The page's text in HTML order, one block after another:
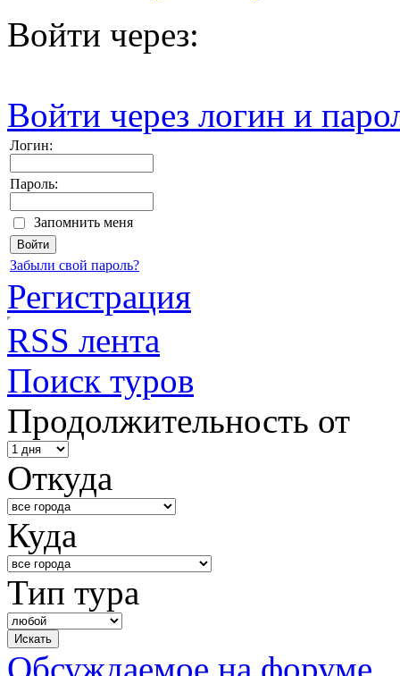
Войти через:
Войти через логин и
Логин:
Пароль:
Запомнить меня
Забыли свой пароль?
Регистрация
RSS лента
Поиск туров
Продолжительность от
Откуда
Куда
Тип тура
Обсуждаемое на форуме